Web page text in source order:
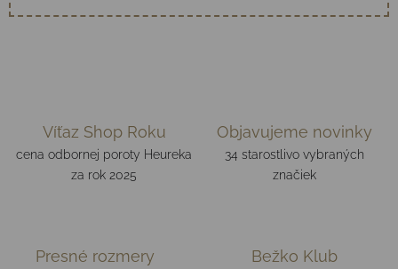
Víťaz Shop Roku
cena odbornej poroty Heureka
za rok 2025
Objavujeme novinky
34 starostlivo vybraných
značiek
Presné rozmery Bežko Klub